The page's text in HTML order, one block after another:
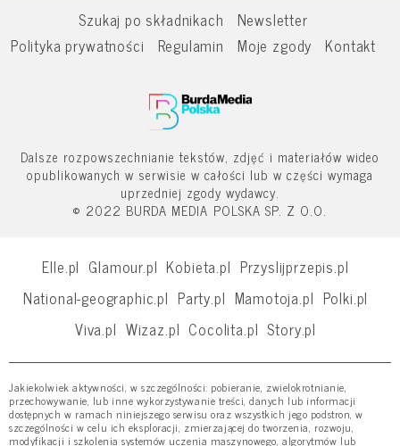
Szukaj po składnikach
Newsletter
Polityka prywatności
Regulamin Moje zgody Kontakt
Dalsze rozpowszechnianie tekstów, zdjęć i materiałów wideo
opublikowanych w serwisie w całości lub w części wymaga
uprzedniej zgody wydawcy.
© 2022 BURDA MEDIA POLSKA SP. Z O.O.
Elle.pl Glamour.pl Kobieta.pl Przyslijprzepis.pl
National-geographic.pl Party.pl Mamotoja.pl Polki.pl
Viva.pl Wizaz.pl Cocolita.pl Story.pl
Jakiekolwiek aktywności, w szczególności: pobieranie, zwielokrotnianie,
przechowywanie, lub inne wykorzystywanie treści, danych lub informacji
dostępnych w ramach niniejszego serwisu oraz wszystkich jego podstron, w
szczególności w celu ich eksploracji, zmierzającej do tworzenia, rozwoju,
modyfikacji i szkolenia systemów uczenia maszynowego, algorytmów lub